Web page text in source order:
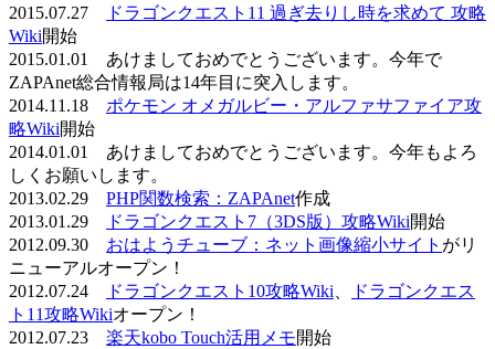
2015.07.27
ドラゴンクエスト11 過ぎ去りし時を求めて 攻略
Wiki開始
2015.01.01 あけましておめでとうございます。今年で
ZAPAnet総合情報局は14年目に突入します。
2014.11.18 ポケモン オメガルビー・アルファサファイア攻
略Wiki開始
2014.01.01 あけましておめでとうございます。今年もよろ
しくお願いします。
2013.02.29 PHP関数検索：ZAPAnet作成
2013.01.29
ドラゴンクエスト7（3DS版）攻略Wiki開始
2012.09.30 おはようチューブ：ネット画像縮小サイト がリ
ニューアルオープン！
2012.07.24
ドラゴンクエスト10攻略Wiki
ドラゴンクエス
ト11攻略Wikiオープン！
2012.07.23 楽天kobo Touch活用メモ開始